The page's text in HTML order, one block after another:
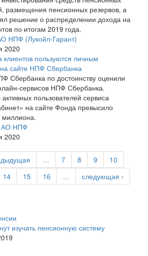
размещения пенсионных резервов, а
решение о распределении дохода на
по итогам 2019 года.
НПФ (Лукойл-Гарант)
2020
пользуются личным
сайте НПФ Сбербанка
Сбербанка по достоинству оценили
сервисов НПФ Сбербанка.
активных пользователей сервиса
на сайте Фонда превысило
миллиона.
АО НПФ
2020
… 7 8 9
10
14 15 16 …
следующая ›
изучать пенсионную систему